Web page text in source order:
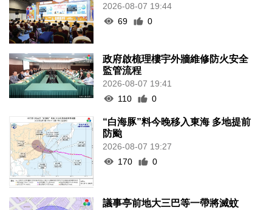
2026-08-07 19:44
69
0
政府啟梳理樓宇外牆維修防火安全
監管流程
2026-08-07 19:41
110
0
“白海豚”料今晚移入東海 多地提前
防颱
2026-08-07 19:27
170
0
議事亭前地大三巴等一帶將滅蚊